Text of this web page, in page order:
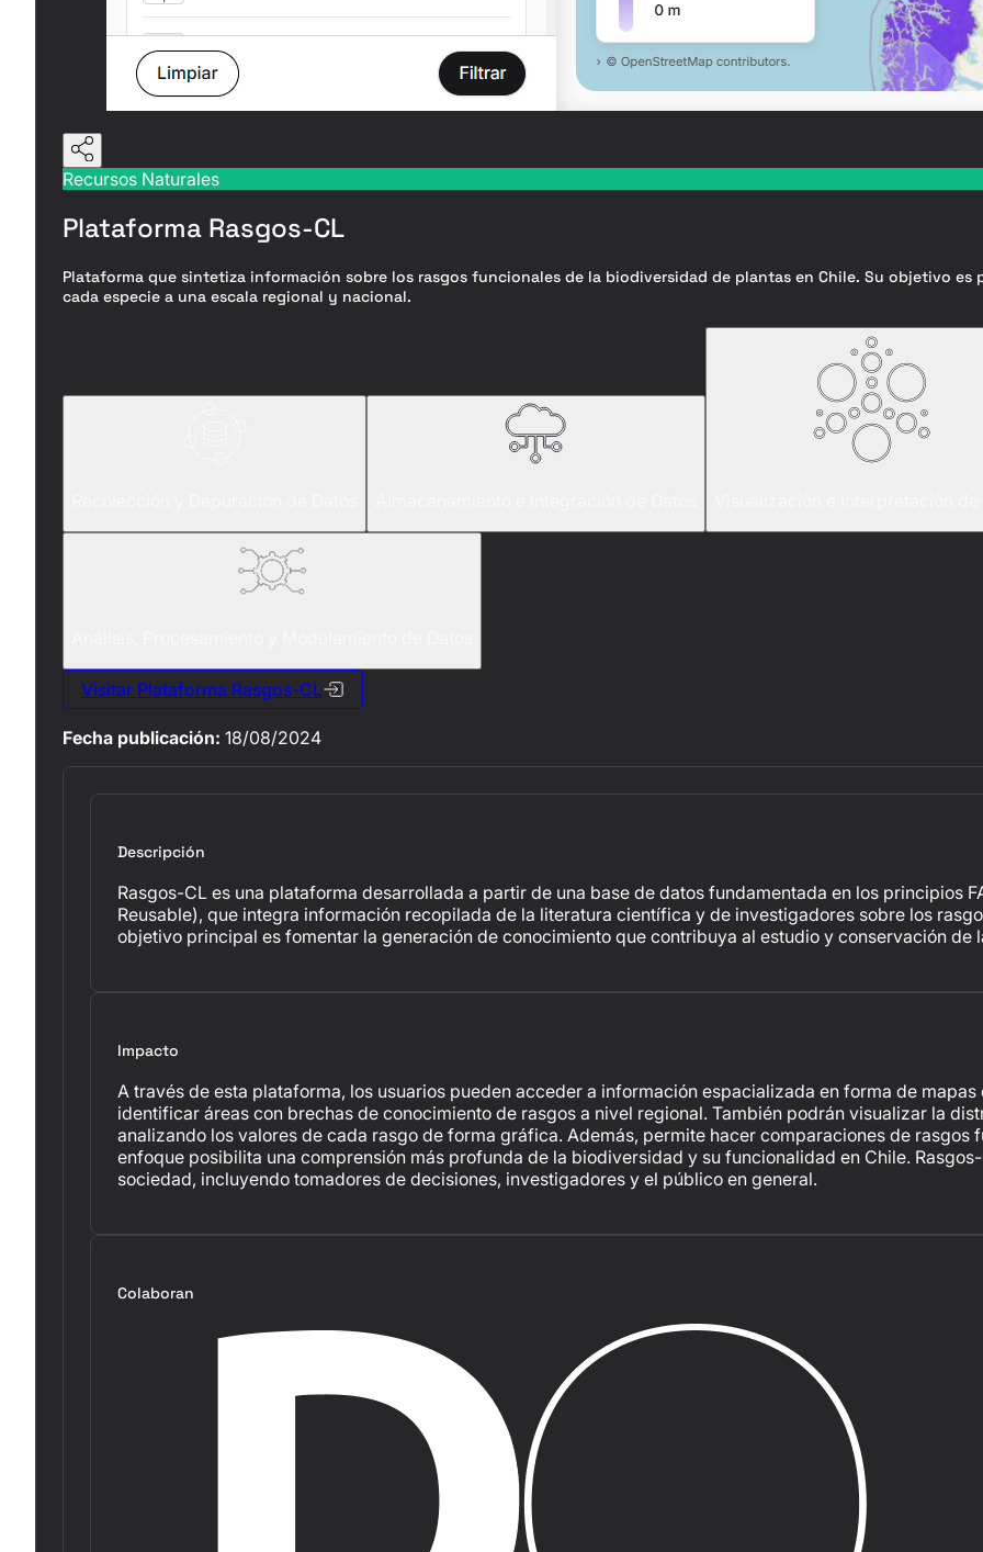
Recursos Naturales
Plataforma Rasgos-CL
Plataforma que sintetiza información sobre los rasgos funcionales de la biodiversidad de plantas en Chile. Su objetivo
cada especie a una escala regional y nacional.
Visitar Plataforma Rasgos-CL
Fecha publicación: 18/08/2024
Descripción
Rasgos-CL es una plataforma desarrollada a partir de una base de datos fundamentada en los principios
Reusable), que integra información recopilada de la literatura científica y de investigadores sobre los
objetivo principal es fomentar la generación de conocimiento que contribuya al estudio y conservación de
Impacto
A través de esta plataforma, los usuarios pueden acceder a información espacializada en forma de
identificar áreas con brechas de conocimiento de rasgos a nivel regional. También podrán visualizar la
analizando los valores de cada rasgo de forma gráfica. Además, permite hacer comparaciones de rasgos
enfoque posibilita una comprensión más profunda de la biodiversidad y su funcionalidad en Chile.
sociedad, incluyendo tomadores de decisiones, investigadores y el público en general.
Colaboran